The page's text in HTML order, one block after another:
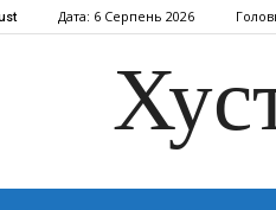
Дата: 6 Серпень 2026